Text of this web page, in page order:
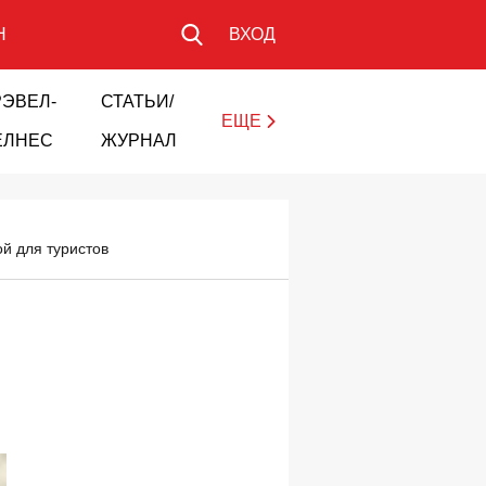
ВХОД
СТАТЬИ/
ЖУРНАЛ
ЕЩЕ
для туристов